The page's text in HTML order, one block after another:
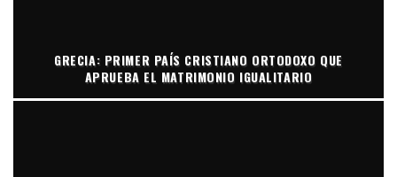
GRECIA: PRIMER PAÍS CRISTIANO ORTODOXO QUE
APRUEBA EL MATRIMONIO IGUALITARIO